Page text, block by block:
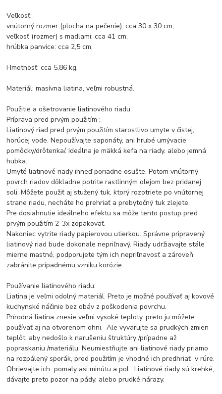
Veľkosť:
vnútorný rozmer (plocha na pečenie): cca 30 x 30 cm,
veľkosť (rozmer) s madlami: cca 41 cm,
hrúbka panvice: cca 2,5 cm,
Hmotnosť: cca 5,86 kg.
Materiál: masívna liatina, veľmi robustná.
Použitie a ošetrovanie liatinového riadu
Príprava pred prvým použitím :
Liatinový riad pred prvým použitím starostlivo umyte v čistej,
horúcej vode. Nepoužívajte saponáty, ani hrubé umývacie
pomôcky/drôtenka/. Ideálna je mäkká kefa na riady, alebo jemná
hubka.
Umyté liatinové riady ihneď poriadne osušte. Potom vnútorný
povrch riadov dôkladne potrite rastlinným olejom bez pridanej
soli. Môžete použiť aj stužený tuk, ktorý rozotriete po vnútornej
strane riadu, necháte ho prehriať a prebytočný tuk zlejete.
Pre dosiahnutie ideálneho efektu sa môže tento postup pred
prvým použitím 2-3x zopakovať.
Nakoniec vytrite riady papierovou utierkou. Správne pripravený
liatinový riad bude dokonale nepriľnavý. Riady udržiavajte stále
mierne mastné, podporujete tým ich nepriľnavosť a zároveň
zabránite prípadnému vzniku korózie.
Používanie liatinového riadu:
Liatina je veľmi odolný materiál. Preto je možné používať aj kovové
kuchynské náčinie bez obáv z poškodenia povrchu.
Prírodná liatina znesie veľmi vysoké teploty, preto ju môžete
používať aj na otvorenom ohni. Ale vyvarujte sa prudkých zmien
teplôt, aby nedošlo k narušeniu štruktúry /prípadne až
popraskaniu /materiálu. Neumiestňujte ani liatinové riady priamo
na rozpálený sporák, pred použitím je vhodné ich predhriať v rúre.
Ohrievajte ich pomaly asi minútu a pol. Liatinové riady sú krehké,
dávajte preto pozor na pády, alebo prudké nárazy.